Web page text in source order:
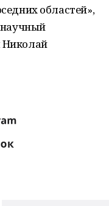
областей»,
научный